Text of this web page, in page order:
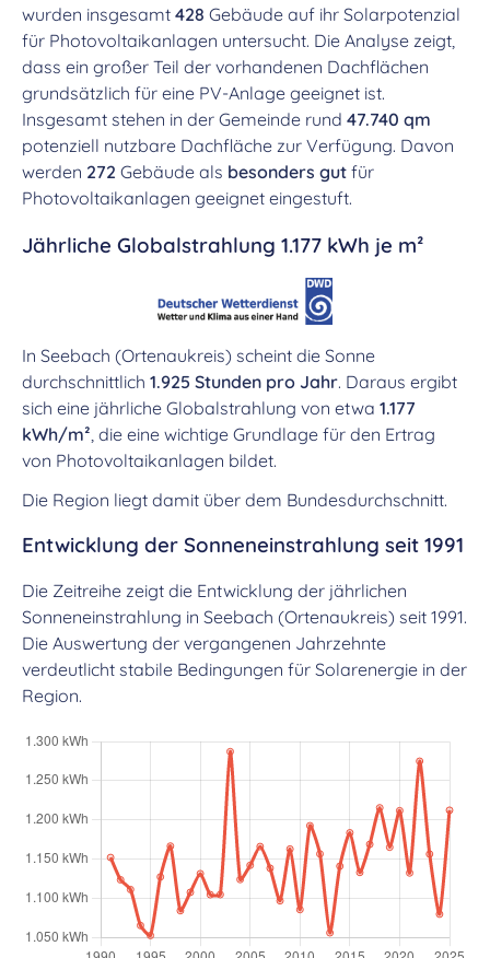
wurden insgesamt 428 Gebäude auf ihr Solarpotenzial
für Photovoltaikanlagen untersucht. Die Analyse zeigt,
dass ein großer Teil der vorhandenen Dachflächen
grundsätzlich für eine PV-Anlage geeignet ist.
Insgesamt stehen in der Gemeinde rund 47.740 qm
potenziell nutzbare Dachfläche zur Verfügung. Davon
werden 272 Gebäude als besonders gut für
Photovoltaikanlagen geeignet eingestuft.
Jährliche Globalstrahlung 1.177 kWh je m²
In Seebach (Ortenaukreis) scheint die Sonne
durchschnittlich 1.925 Stunden pro Jahr. Daraus ergibt
sich eine jährliche Globalstrahlung von etwa 1.177
kWh/m², die eine wichtige Grundlage für den Ertrag
von Photovoltaikanlagen bildet.
Die Region liegt damit über dem Bundesdurchschnitt.
Entwicklung der Sonneneinstrahlung seit 1991
Die Zeitreihe zeigt die Entwicklung der jährlichen
Sonneneinstrahlung in Seebach (Ortenaukreis) seit 1991.
Die Auswertung der vergangenen Jahrzehnte
verdeutlicht stabile Bedingungen für Solarenergie in der
Region.